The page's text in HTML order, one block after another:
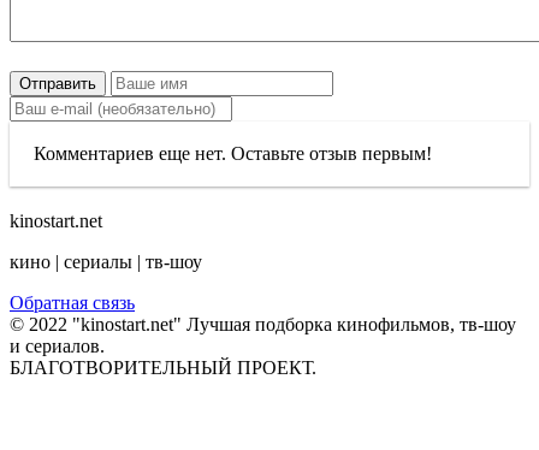
Отправить
Комментариев еще нет. Оставьте отзыв первым!
kinostart.net
кино | сериалы | тв-шоу
Обратная связь
© 2022 "kinostart.net" Лучшая подборка кинофильмов, тв-шоу
и сериалов.
БЛАГОТВОРИТЕЛЬНЫЙ ПРОЕКТ.